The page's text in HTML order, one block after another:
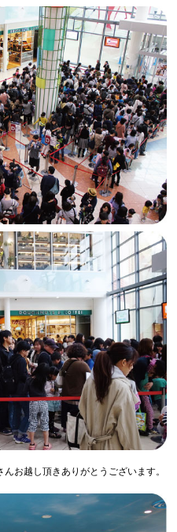
お越し頂きありがとうございます。